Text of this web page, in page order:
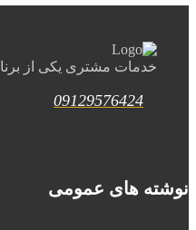
خدمات مشتری یکی از
09129576424
نوشته های عمومی